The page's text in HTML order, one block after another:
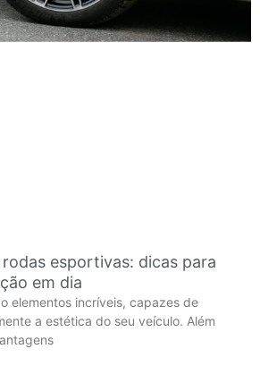
esportivas: dicas para
em dia
elementos incríveis, capazes de
a estética do seu veículo. Além